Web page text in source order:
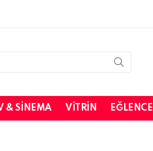
& SINEMA VITRIN EĞLENCE